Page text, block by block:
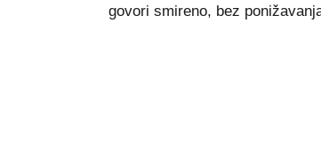
govori smireno, bez